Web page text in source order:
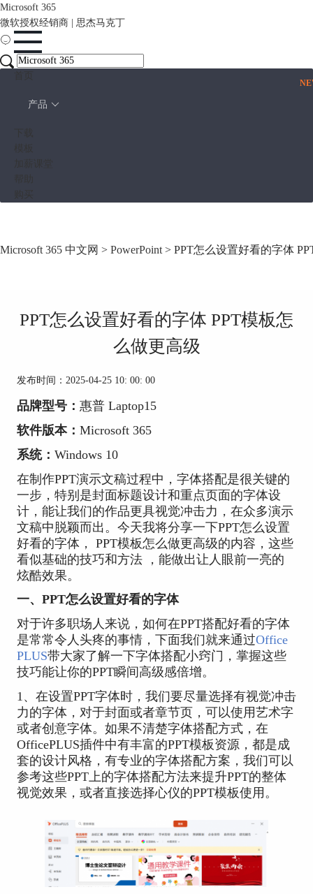
Microsoft 365
微软授权经销商 | 思杰马克丁
产品
Microsoft 365 中文网 > PowerPoint > PPT怎么设置好看的字体
PPT怎么设置好看的字体 PPT模板怎
么做更高级
发布时间：2025-04-25 10: 00: 00
品牌型号： 惠普 Laptop15
软件版本： Microsoft 365
系统： Windows 10
在制作PPT演示文稿过程中，字体搭配是很关键的
一步，特别是封面标题设计和重点页面的字体设
计，能让我们的作品更具视觉冲击力，在众多演示
文稿中脱颖而出。今天我将分享一下PPT怎么设置
好看的字体， PPT模板怎么做更高级的内容，这些
看似基础的技巧和方法 ，能做出让人眼前一亮的
炫酷效果。
一、PPT怎么设置好看的字体
对于许多职场人来说，如何在PPT搭配好看的字体
是常常令人头疼的事情，下面我们就来通过Office
PLUS带大家了解一下字体搭配小窍门，掌握这些
技巧能让你的PPT瞬间高级感倍增。
1、在设置PPT字体时，我们要尽量选择有视觉冲击
力的字体，对于封面或者章节页，可以使用艺术字
或者创意字体。如果不清楚字体搭配方式，在
OfficePLUS插件中有丰富的PPT模板资源，都是成
套的设计风格，有专业的字体搭配方案，我们可以
参考这些PPT上的字体搭配方法来提升PPT的整体
视觉效果，或者直接选择心仪的PPT模板使用。